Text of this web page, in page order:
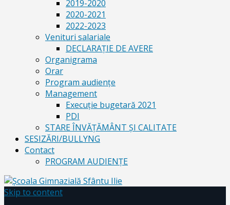
2019-2020
2020-2021
2022-2023
Venituri salariale
DECLARAŢIE DE AVERE
Organigrama
Orar
Program audiențe
Management
Execuţie bugetară 2021
PDI
STARE ÎNVĂȚĂMÂNT ȘI CALITATE
SESIZĂRI/BULLYNG
Contact
PROGRAM AUDIENŢE
Skip to content